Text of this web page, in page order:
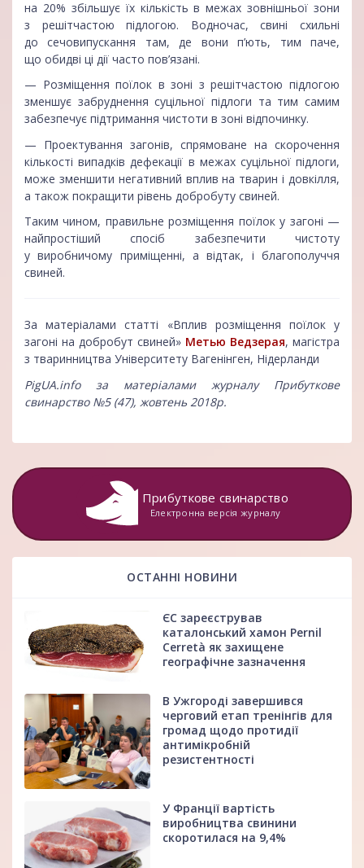
на 20% збільшує їх кількість в межах зовнішньої зони
з решітчастою підлогою. Водночас, свині схильні
до сечовипускання там, де вони п’ють, тим паче,
що обидві ці дії часто пов’язані.
— Розміщення поїлок в зоні з решітчастою підлогою
зменшує забруднення суцільної підлоги та тим самим
забезпечує підтримання чистоти в зоні відпочинку.
— Проектування загонів, спрямоване на скорочення
кількості випадків дефекації в межах суцільної підлоги,
може зменшити негативний вплив на тварин і довкілля,
а також покращити рівень добробуту свиней.
Таким чином, правильне розміщення поїлок у загоні —
найпростіший спосіб забезпечити чистоту
у виробничому приміщенні, а відтак, і благополуччя
свиней.
За матеріалами статті «Вплив розміщення поїлок у
загоні на добробут свиней» Метью Ведзерая, магістра
з тваринництва Університету Вагенінген, Нідерланди
PigUA.info за матеріалами журналу Прибуткове
свинарство №5 (47), жовтень 2018р.
Прибуткове свинарство
Електронна версія журналу
ОСТАННІ НОВИНИ
ЄС зареєстрував
каталонський хамон Pernil
Cerretà як захищене
географічне зазначення
В Ужгороді завершився
черговий етап тренінгів для
громад щодо протидії
антимікробній
резистентності
У Франції вартість
виробництва свинини
скоротилася на 9,4%